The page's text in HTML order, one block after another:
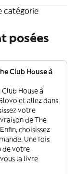
catégorie
posées
Club House à
House à
et allez dans
votre
de The
choisissez
Une fois
de votre
la livre